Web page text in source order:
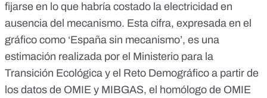
fijarse en lo que habría costado la electricidad en
ausencia del mecanismo. Esta cifra, expresada en el
gráfico como ‘España sin mecanismo’, es una
estimación realizada por el Ministerio para la
Transición Ecológica y el Reto Demográfico a partir de
los datos de OMIE y MIBGAS, el homólogo de OMIE